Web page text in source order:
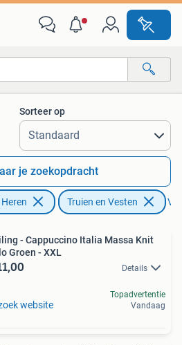
afstanden…
Sorteer op
je zoekopdracht
Truien en Vesten
- Cappuccino Italia Massa Knit
Groen - XXL
Details
website
Topadvertentie
Vandaag